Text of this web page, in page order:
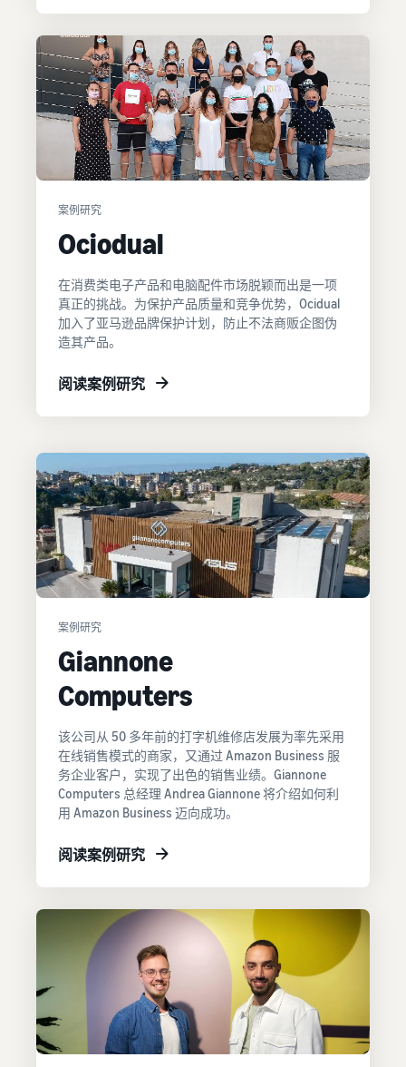
案例研究
Ociodual
在消费类电子产品和电脑配件市场脱颖而出是一项
真正的挑战。为保护产品质量和竞争优势，Ocidual
加入了亚马逊品牌保护计划，防止不法商贩企图伪
造其产品。
阅读案例研究
案例研究
Giannone
Computers
该公司从 50 多年前的打字机维修店发展为率先采用
在线销售模式的商家，又通过 Amazon Business 服
务企业客户，实现了出色的销售业绩。Giannone
Computers 总经理 Andrea Giannone 将介绍如何利
用 Amazon Business 迈向成功。
阅读案例研究